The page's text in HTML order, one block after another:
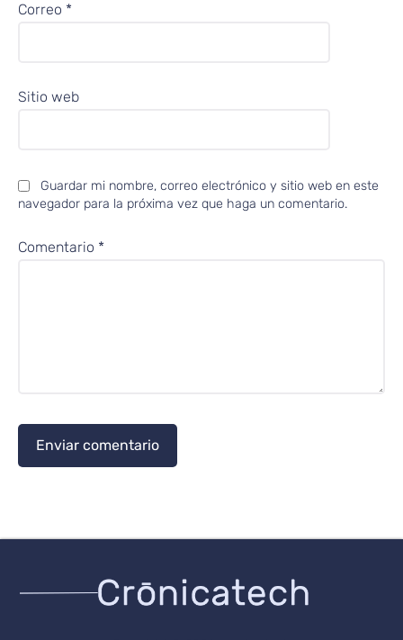
Correo *
Sitio web
Guardar mi nombre, correo electrónico y sitio web en este
navegador para la próxima vez que haga un comentario.
Comentario *